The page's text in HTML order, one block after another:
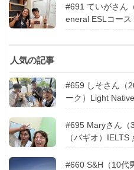
#691 ていがさん
eneral ESLコー
人気の記事
#659 しそさん（
ーク）Light
#695 Maryさん（
（バギオ）
#660 S&H（10代